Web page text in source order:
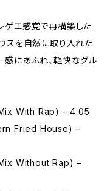
エ感覚で再構築した
ウスを自然に取り入れた
にあふれ、軽快なグル
With Rap) – 4:05
Fried House) –
Without Rap) –